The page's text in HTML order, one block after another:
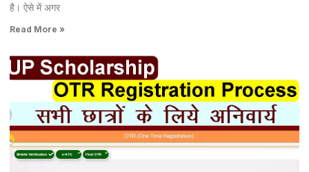
है। ऐसे में अगर
Read More »